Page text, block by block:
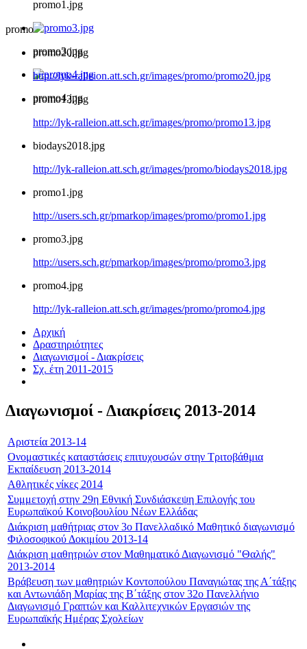
promo1.jpg
promo3.jpg
promo4.jpg
promo
promo20.jpg
http://lyk-ralleion.att.sch.gr/images/promo/promo20.jpg
promo13.jpg
http://lyk-ralleion.att.sch.gr/images/promo/promo13.jpg
biodays2018.jpg
http://lyk-ralleion.att.sch.gr/images/promo/biodays2018.jpg
promo1.jpg
http://users.sch.gr/pmarkop/images/promo/promo1.jpg
promo3.jpg
http://users.sch.gr/pmarkop/images/promo/promo3.jpg
promo4.jpg
http://lyk-ralleion.att.sch.gr/images/promo/promo4.jpg
Αρχική
Δραστηριότητες
Διαγωνισμοί - Διακρίσεις
Σχ. έτη 2011-2015
Διαγωνισμοί - Διακρίσεις 2013-2014
Αριστεία 2013-14
Ονομαστικές καταστάσεις επιτυχουσών στην Τριτοβάθμια
Εκπαίδευση 2013-2014
Αθλητικές νίκες 2014
Συμμετοχή στην 29η Εθνική Συνδιάσκεψη Επιλογής του
Ευρωπαϊκού Κοινοβουλίου Νέων Ελλάδας
Διάκριση μαθήτριας στον 3ο Πανελλαδικό Μαθητικό διαγωνισμό
Φιλοσοφικού Δοκιμίου 2013-14
Διάκριση μαθητριών στον Μαθηματικό Διαγωνισμό "Θαλής"
2013-2014
Βράβευση των μαθητριών Κοντοπούλου Παναγιώτας της Α΄τάξης
και Αντωνιάδη Μαρίας της Β΄τάξης στον 32ο Πανελλήνιο
Διαγωνισμό Γραπτών και Καλλιτεχνικών Εργασιών της
Ευρωπαϊκής Ημέρας Σχολείων